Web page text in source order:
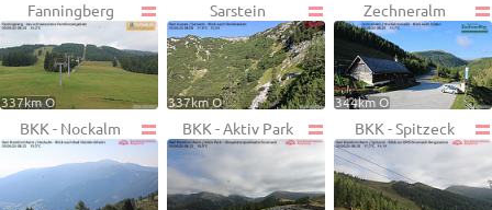
Fanningberg
337km O
Sarstein
337km O
Zechneralm
344km O
BKK - Nockalm BKK - Aktiv Park BKK - Spitzeck